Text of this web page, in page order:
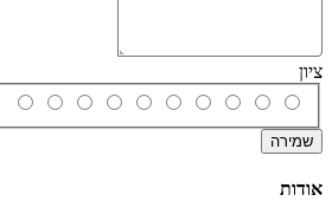
ציון
שמירה
אודות